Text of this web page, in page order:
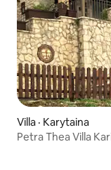
Villa · Karytaina
Petra Thea Villa